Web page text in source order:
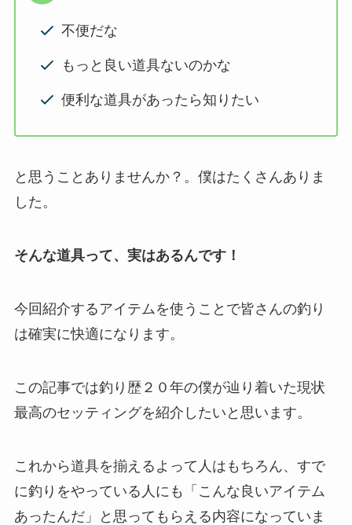
不便だな
もっと良い道具ないのかな
便利な道具があったら知りたい
と思うことありませんか？。僕はたくさんありま
した。
そんな道具って、実はあるんです！
今回紹介するアイテムを使うことで皆さんの釣り
は確実に快適になります。
この記事では釣り歴２０年の僕が辿り着いた現状
最高のセッティングを紹介したいと思います。
これから道具を揃えるよって人はもちろん、すで
に釣りをやっている人にも「こんな良いアイテム
あったんだ」と思ってもらえる内容になっていま